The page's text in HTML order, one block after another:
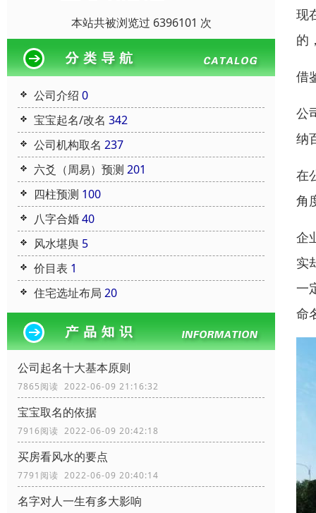
本站共被浏览过 6396101 次
公司介绍 0
宝宝起名/改名 342
公司机构取名 237
六爻（周易）预测 201
四柱预测 100
八字合婚40
风水堪舆 5
价目表 1
住宅选址布局 20
公司起名十大基本原则
7865阅读 2022-06-09 21:16:32
宝宝取名的依据
7916阅读 2022-06-09 20:42:18
买房看风水的要点
7791阅读 2022-06-09 20:40:14
名字对人一生有多大影响
现
的
借
公
纳
在
角
企
实
一
命